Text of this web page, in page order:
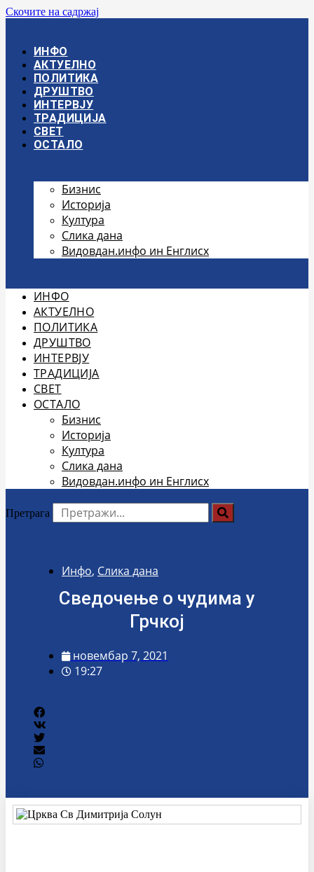
Скочите на садржај
ИНФО
АКТУЕЛНО
ПОЛИТИКА
ДРУШТВО
ИНТЕРВЈУ
ТРАДИЦИЈА
СВЕТ
ОСТАЛО
Бизнис
Историја
Култура
Слика дана
Видовдан.инфо ин Енглисх
ИНФО
АКТУЕЛНО
ПОЛИТИКА
ДРУШТВО
ИНТЕРВЈУ
ТРАДИЦИЈА
СВЕТ
ОСТАЛО
Бизнис
Историја
Култура
Слика дана
Видовдан.инфо ин Енглисх
Претрага
Инфо, Слика дана
Сведочење о чудима у
Грчкој
новембар 7, 2021
19:27